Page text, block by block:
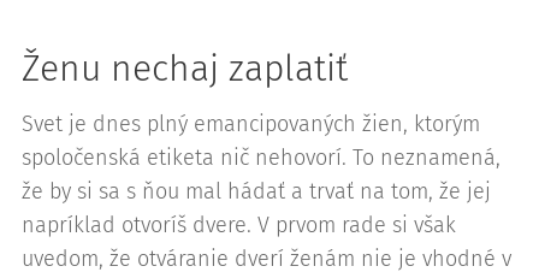
Ženu nechaj zaplatiť
Svet je dnes plný emancipovaných žien, ktorým
spoločenská etiketa nič nehovorí. To neznamená,
že by si sa s ňou mal hádať a trvať na tom, že jej
napríklad otvoríš dvere. V prvom rade si však
uvedom, že otváranie dverí ženám nie je vhodné v